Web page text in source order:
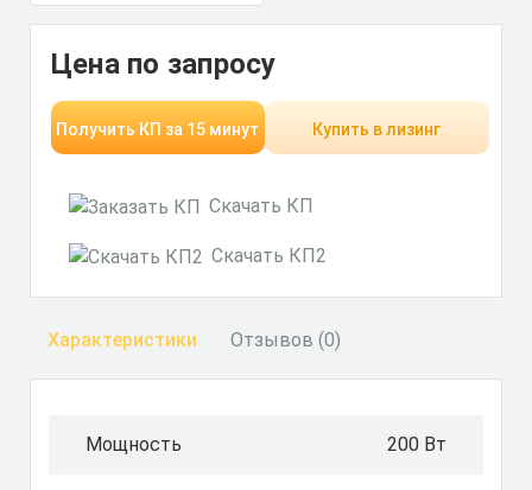
Цена по запросу
Получить КП за 15 минут Купить в лизинг
Скачать КП
Скачать КП2
Характеристики Отзывов (0)
Мощность 200 Вт